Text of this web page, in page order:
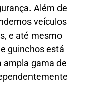
Além de
veículos
e até mesmo
guinchos está
ampla gama de